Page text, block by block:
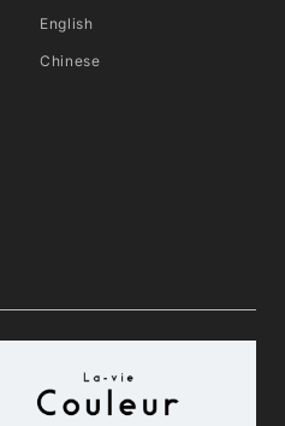
English
Chinese